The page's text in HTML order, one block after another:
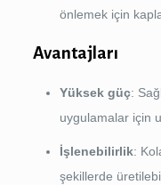
önlemek için
Avantajları
Yüksek güç:
uygulamalar için
İşlenebilirlik:
şekillerde